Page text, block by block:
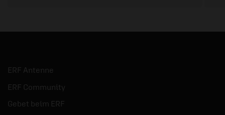
ERF Antenne
ERF Community
Gebet beim ERF